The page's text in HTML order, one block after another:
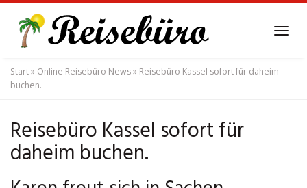
main
content
Start» Online Reisebüro News» Reisebüro Kassel sofort für daheim
buchen.
Reisebüro Kassel sofort für
daheim buchen.